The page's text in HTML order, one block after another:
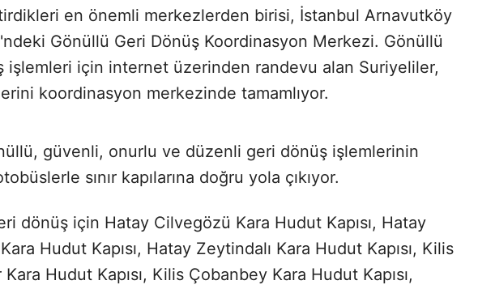
en önemli merkezlerden birisi, İstanbul Arnavutköy
Gönüllü Geri Dönüş Koordinasyon Merkezi. Gönüllü
işlemleri için internet üzerinden randevu alan Suriyeliler,
koordinasyon merkezinde tamamlıyor.
güvenli, onurlu ve düzenli geri dönüş işlemlerinin
sınır kapılarına doğru yola çıkıyor.
dönüş için Hatay Cilvegözü Kara Hudut Kapısı, Hatay
Hudut Kapısı, Hatay Zeytindalı Kara Hudut Kapısı, Kilis
Kara Hudut Kapısı, Kilis Çobanbey Kara Hudut Kapısı,